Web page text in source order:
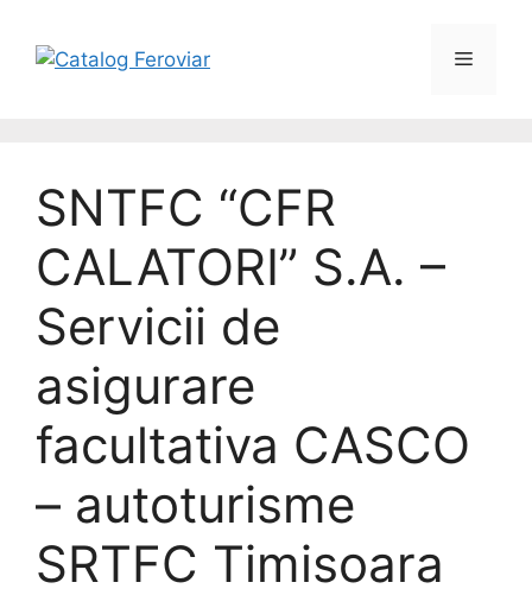
SNTFC “CFR
CALATORI” S.A. –
Servicii de
asigurare
facultativa CASCO
– autoturisme
SRTFC Timisoara